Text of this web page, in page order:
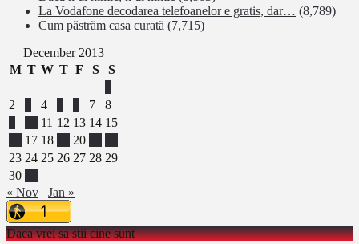
La Vodafone decodarea telefoanelor e gratis, dar… (8,789)
Cum păstrăm casa curată (7,715)
December 2013
M T W T F S
S
2
4 7
8
11 12 13 14 15
17 18 20
23 24 25 26 27 28 29
30
« Nov
Jan »
Daca vrei sa stii cine sunt